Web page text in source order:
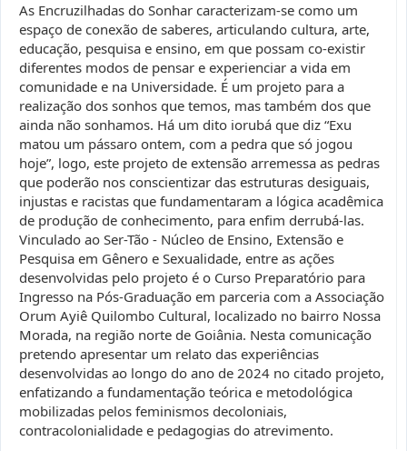
As Encruzilhadas do Sonhar caracterizam-se como um
espaço de conexão de saberes, articulando cultura, arte,
educação, pesquisa e ensino, em que possam co-existir
diferentes modos de pensar e experienciar a vida em
comunidade e na Universidade. É um projeto para a
realização dos sonhos que temos, mas também dos que
ainda não sonhamos. Há um dito iorubá que diz “Exu
matou um pássaro ontem, com a pedra que só jogou
hoje”, logo, este projeto de extensão arremessa as pedras
que poderão nos conscientizar das estruturas desiguais,
injustas e racistas que fundamentaram a lógica acadêmica
de produção de conhecimento, para enfim derrubá-las.
Vinculado ao Ser-Tão - Núcleo de Ensino, Extensão e
Pesquisa em Gênero e Sexualidade, entre as ações
desenvolvidas pelo projeto é o Curso Preparatório para
Ingresso na Pós-Graduação em parceria com a Associação
Orum Ayiê Quilombo Cultural, localizado no bairro Nossa
Morada, na região norte de Goiânia. Nesta comunicação
pretendo apresentar um relato das experiências
desenvolvidas ao longo do ano de 2024 no citado projeto,
enfatizando a fundamentação teórica e metodológica
mobilizadas pelos feminismos decoloniais,
contracolonialidade e pedagogias do atrevimento.